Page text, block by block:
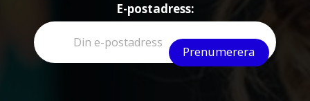
E-postadress: